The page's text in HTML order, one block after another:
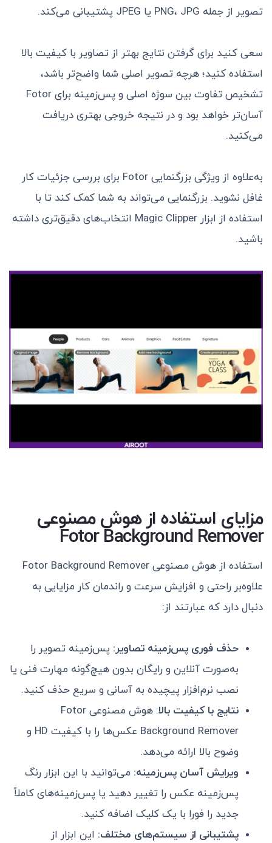
تصویر از جمله PNG، JPG یا JPEG پشتیبانی می‌کند.
سعی کنید برای گرفتن نتایج بهتر از تصاویر با کیفیت بالا
استفاده کنید؛ هر‌چه تصویر اصلی شما واضح‌تر باشد،
تشخیص تفاوت بین سوژه اصلی و پس‌زمینه برای Fotor
آسان‌تر خواهد بود و در نتیجه خروجی بهتری دریافت
می‌کنید.
به‌علاوه از ویژگی بزرگنمایی Fotor برای بررسی جزئیات کار
غافل نشوید. بزرگنمایی می‌تواند به شما کمک کند تا با
استفاده از ابزار Magic Clipper انتخاب‌های دقیق‌تری داشته
باشید.
مزایای استفاده از هوش مصنوعی
Fotor Background Remover
استفاده از هوش مصنوعی Fotor Background Remover
علاوه‌بر راحتی و افزایش سرعت و راندمان کار مزایایی به
دنبال دارد که عبارتند از:
حذف فوری پس‌زمینه تصاویر: پس‌زمینه تصویر را
به‌صورت آنلاین و رایگان بدون هیچ‌گونه مهارت فنی یا
نصب نرم‌افزار پیچیده به آسانی و سریع حذف کنید.
نتایج با کیفیت بالا
: هوش مصنوعی Fotor
Background Remover عکس‌ها را با کیفیت HD و
وضوح بالا ارائه می‌دهد.
ویرایش آسان پس‌زمینه: می‌توانید با این ابزار رنگ
پس‌زمینه عکس را تغییر دهید یا پس‌زمینه‌های کاملاً
جدید را فورا با یک کلیک اضافه کنید.
پشتیبانی از سیستمهای مختلف: این ابزار از